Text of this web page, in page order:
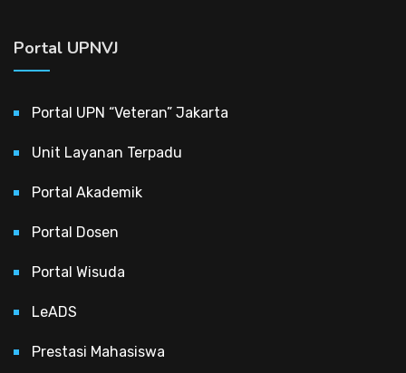
Portal UPNVJ
Portal UPN “Veteran” Jakarta
Unit Layanan Terpadu
Portal Akademik
Portal Dosen
Portal Wisuda
LeADS
Prestasi Mahasiswa